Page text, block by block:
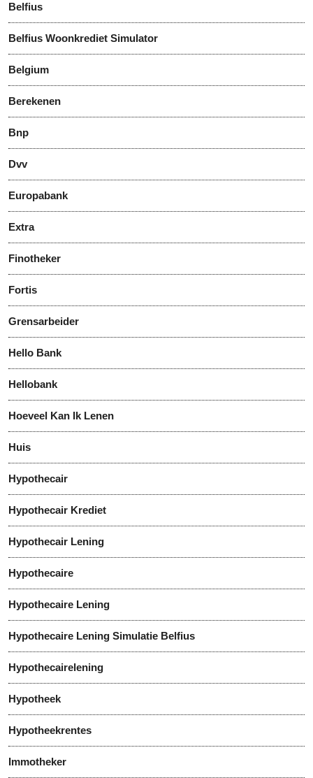
Belfius
Belfius Woonkrediet Simulator
Belgium
Berekenen
Bnp
Dvv
Europabank
Extra
Finotheker
Fortis
Grensarbeider
Hello Bank
Hellobank
Hoeveel Kan Ik Lenen
Huis
Hypothecair
Hypothecair Krediet
Hypothecair Lening
Hypothecaire
Hypothecaire Lening
Hypothecaire Lening Simulatie Belfius
Hypothecairelening
Hypotheek
Hypotheekrentes
Immotheker